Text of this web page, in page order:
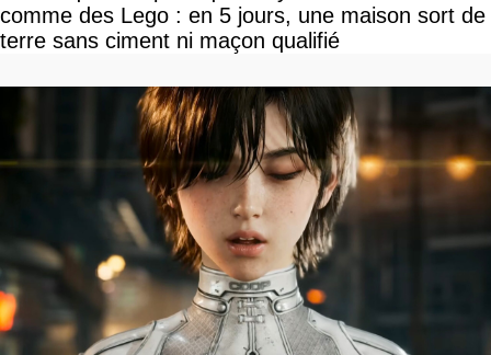
comme des Lego : en 5 jours, une maison sort de
terre sans ciment ni maçon qualifié